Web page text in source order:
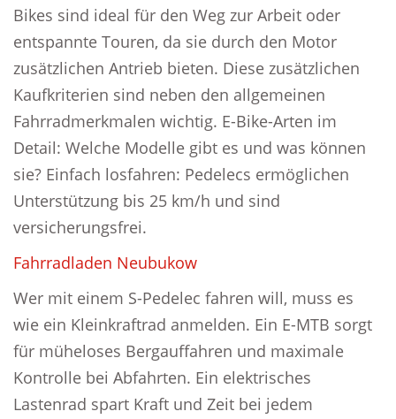
Bikes sind ideal für den Weg zur Arbeit oder
entspannte Touren, da sie durch den Motor
zusätzlichen Antrieb bieten. Diese zusätzlichen
Kaufkriterien sind neben den allgemeinen
Fahrradmerkmalen wichtig. E-Bike-Arten im
Detail: Welche Modelle gibt es und was können
sie? Einfach losfahren: Pedelecs ermöglichen
Unterstützung bis 25 km/h und sind
versicherungsfrei.
Fahrradladen Neubukow
Wer mit einem S-Pedelec fahren will, muss es
wie ein Kleinkraftrad anmelden. Ein E-MTB sorgt
für müheloses Bergauffahren und maximale
Kontrolle bei Abfahrten. Ein elektrisches
Lastenrad spart Kraft und Zeit bei jedem